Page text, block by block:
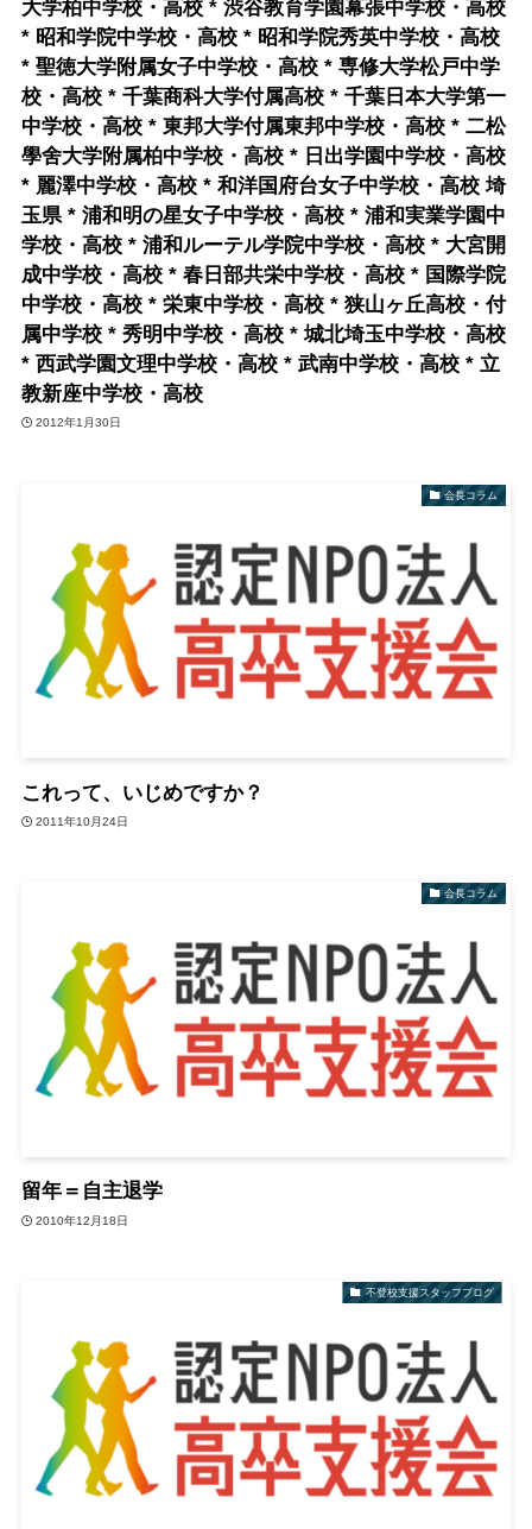
大学柏中学校・高校 * 渋谷教育学園幕張中学校・高校
* 昭和学院中学校・高校 * 昭和学院秀英中学校・高校
* 聖徳大学附属女子中学校・高校 * 専修大学松戸中学
校・高校 * 千葉商科大学付属高校 * 千葉日本大学第一
中学校・高校 * 東邦大学付属東邦中学校・高校 * 二松
學舍大学附属柏中学校・高校 * 日出学園中学校・高校
* 麗澤中学校・高校 * 和洋国府台女子中学校・高校 埼
玉県 * 浦和明の星女子中学校・高校 * 浦和実業学園中
学校・高校 * 浦和ルーテル学院中学校・高校 * 大宮開
成中学校・高校 * 春日部共栄中学校・高校 * 国際学院
中学校・高校 * 栄東中学校・高校 * 狭山ヶ丘高校・付
属中学校 * 秀明中学校・高校 * 城北埼玉中学校・高校
* 西武学園文理中学校・高校 * 武南中学校・高校 * 立
教新座中学校・高校
2012年1月30日
会長コラム
これって、いじめですか？
2011年10月24日
会長コラム
留年＝自主退学
2010年12月18日
不登校支援スタッフブログ